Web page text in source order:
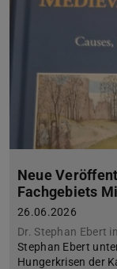
Neue
Fachgebiets
26.06.2026
Dr. Stephan Ebert
Stephan Ebert
Hungerkrisen der